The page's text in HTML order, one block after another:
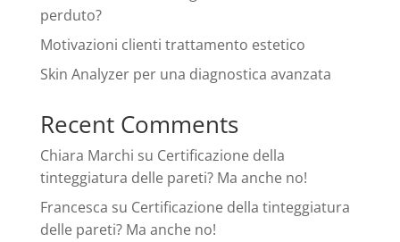
perduto?
Motivazioni clienti trattamento estetico
Skin Analyzer per una diagnostica avanzata
Recent Comments
Chiara Marchi su Certificazione della
tinteggiatura delle pareti? Ma anche no!
Francesca su Certificazione della tinteggiatura
delle pareti? Ma anche no!